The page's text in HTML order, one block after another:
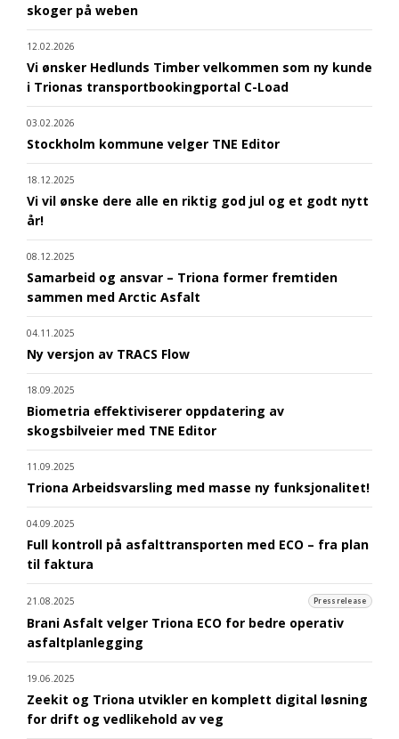
skoger på weben
12.02.2026
Vi ønsker Hedlunds Timber velkommen som ny kunde
i Trionas transportbookingportal C-Load
03.02.2026
Stockholm kommune velger TNE Editor
18.12.2025
Vi vil ønske dere alle en riktig god jul og et godt nytt
år!
08.12.2025
Samarbeid og ansvar – Triona former fremtiden
sammen med Arctic Asfalt
04.11.2025
Ny versjon av TRACS Flow
18.09.2025
Biometria effektiviserer oppdatering av
skogsbilveier med TNE Editor
11.09.2025
Triona Arbeidsvarsling med masse ny funksjonalitet!
04.09.2025
Full kontroll på asfalttransporten med ECO – fra plan
til faktura
21.08.2025 Pressrelease
Brani Asfalt velger Triona ECO for bedre operativ
asfaltplanlegging
19.06.2025
Zeekit og Triona utvikler en komplett digital løsning
for drift og vedlikehold av veg